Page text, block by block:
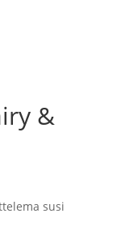
&
susi